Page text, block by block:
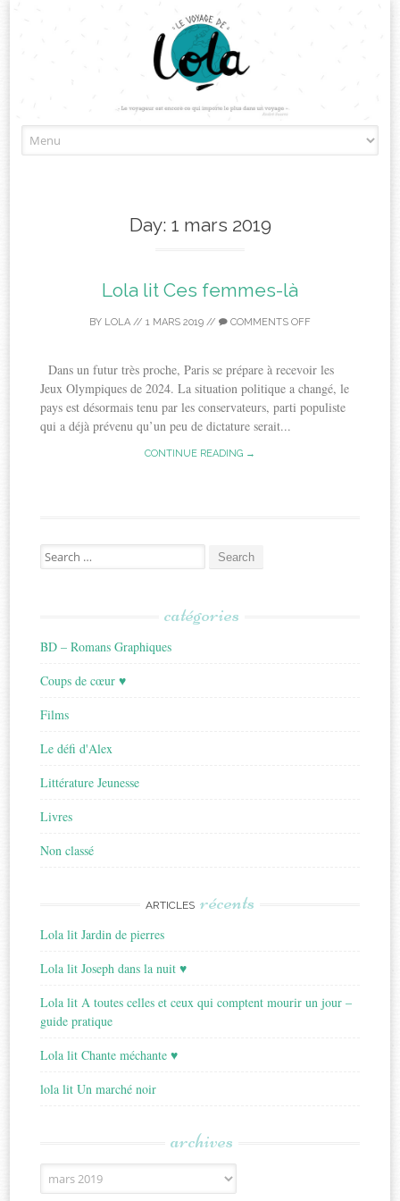
to
Day: 1 mars 2019
Lola lit Ces femmes-là
BY LOLA // 1 MARS 2019 // COMMENTS OFF
Dans un futur très proche, Paris se prépare à recevoir les
Jeux Olympiques de 2024. La situation politique a changé, le
pays est désormais tenu par les conservateurs, parti populiste
qui a déjà prévenu qu’un peu de dictature serait...
CONTINUE READING →
Search
for:
catégories
BD – Romans Graphiques
Coups de cœur ♥
Films
Le défi d'Alex
Littérature Jeunesse
Livres
Non classé
ARTICLES récents
Lola lit Jardin de pierres
Lola lit Joseph dans la nuit ♥
Lola lit A toutes celles et ceux qui comptent mourir un jour –
guide pratique
Lola lit Chante méchante ♥
lola lit Un marché noir
archives
Archives